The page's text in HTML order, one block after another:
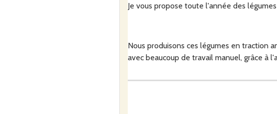
Je vous propose toute l'année des
Nous produisons ces légumes en traction
avec beaucoup de travail manuel, grâce à